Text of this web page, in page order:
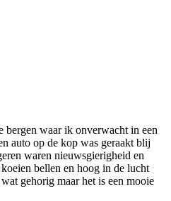
bergen waar ik onverwacht in een
auto op de kop was geraakt blij
waren nieuwsgierigheid en
bellen en hoog in de lucht
gehorig maar het is een mooie